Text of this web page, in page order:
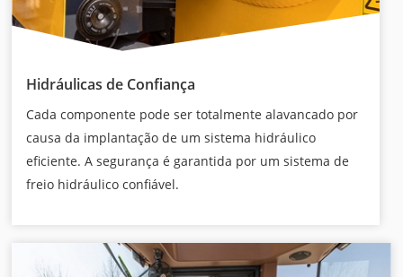
Hidráulicas de Confiança
Cada componente pode ser totalmente alavancado por
causa da implantação de um sistema hidráulico
eficiente. A segurança é garantida por um sistema de
freio hidráulico confiável.